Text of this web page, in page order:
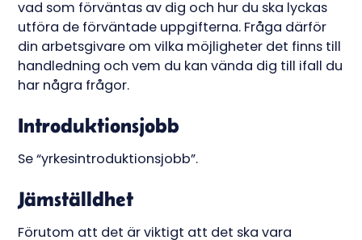
vad som förväntas av dig och hur du ska lyckas
utföra de förväntade uppgifterna. Fråga därför
din arbetsgivare om vilka möjligheter det finns till
handledning och vem du kan vända dig till ifall du
har några frågor.
Introduktionsjobb
Se “yrkesintroduktionsjobb”.
Jämställdhet
Förutom att det är viktigt att det ska vara